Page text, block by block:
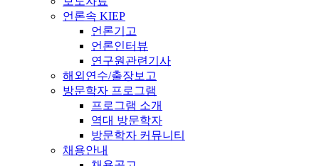
언론속 KIEP
언론기고
언론인터뷰
연구원관련기사
해외연수/출장보고
방문학자 프로그램
프로그램 소개
역대 방문학자
방문학자 커뮤니티
채용안내